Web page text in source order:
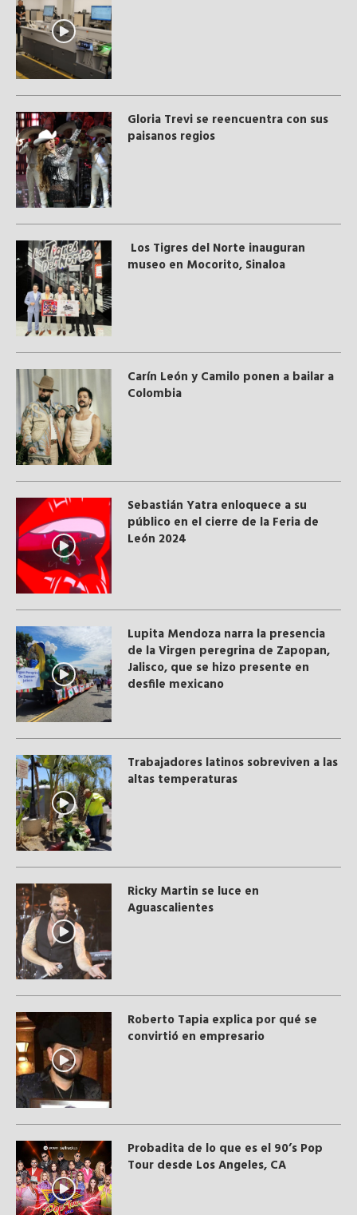
Gloria Trevi se reencuentra con sus
paisanos regios
Los Tigres del Norte inauguran
museo en Mocorito, Sinaloa
Carín León y Camilo ponen a bailar a
Colombia
Sebastián Yatra enloquece a su
público en el cierre de la Feria de
León 2024
Lupita Mendoza narra la presencia
de la Virgen peregrina de Zapopan,
Jalisco, que se hizo presente en
desfile mexicano
Trabajadores latinos sobreviven a las
altas temperaturas
Ricky Martin se luce en
Aguascalientes
Roberto Tapia explica por qué se
convirtió en empresario
Probadita de lo que es el 90’s Pop
Tour desde Los Angeles, CA